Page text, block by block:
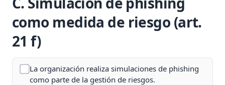
como medida de riesgo (art.
21 f)
La organización realiza simulaciones de phishing
como parte de la gestión de riesgos.